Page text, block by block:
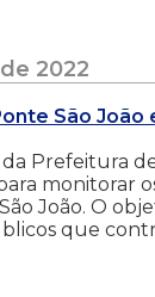
2022
São
Prefeitura
monitorar
João. O
que